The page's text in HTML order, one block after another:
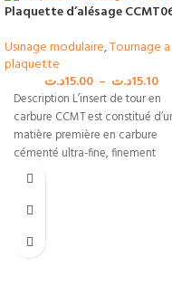
Plaquette d’alésage
Usinage modulaire,Tournage a
plaquette
15.00د.ت – 15.10د.ت
Description L’insert de tour en
carbure CCMT est constitué
matière première en carbure
cémenté ultra-fine, finement
broyée et frittée